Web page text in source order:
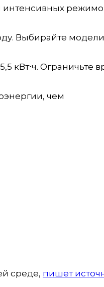
интенсивных
Выбирайте
кВт⋅ч. Ограничьте
чем
среде, пишет